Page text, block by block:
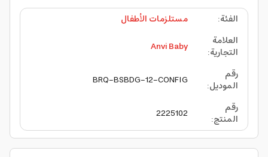
الفئة:
مستلزمات الأطفال
العلامة
التجارية:
Anvi Baby
رقم
الموديل:
BRQ-BSBDG-12-CONFIG
رقم
المنتج:
2225102